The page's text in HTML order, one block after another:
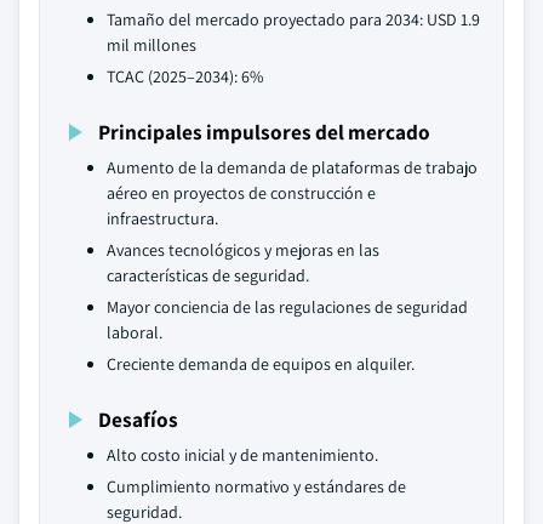
Tamaño del mercado proyectado para 2034: USD 1.9
mil millones
TCAC (2025–2034): 6%
Principales impulsores del mercado
Aumento de la demanda de plataformas de trabajo
aéreo en proyectos de construcción e
infraestructura.
Avances tecnológicos y mejoras en las
características de seguridad.
Mayor conciencia de las regulaciones de seguridad
laboral.
Creciente demanda de equipos en alquiler.
Desafíos
Alto costo inicial y de mantenimiento.
Cumplimiento normativo y estándares de
seguridad.